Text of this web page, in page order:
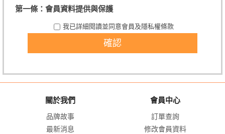
第一條：會員資料提供與保護
之個人資料。前述資料如有異動，會員應主動即時通知本公司客服
中心，本公司並得對會員之資格進行審查核駁。 本公司對於會員提
供之資料，得不定時進行審查。如有任何經本公司認為不實、錯誤
十歲者，應事先經其法定代理人同意及瞭解後，始得申請加入成為
本網站購物網站會員。申請程序完畢，即視為申請人已取得法定代
法律責任。 申請人（即會員）同意本公司可能會因會員使用本網站
各項服務而蒐集到會員之個人資料，該等資料將會在會員與本公司
間交易往來、消費者管理服務、行銷本公司或關係企業的產品服務
及經營本公司營業項目等目的下，於本網站提供服務之地區內處理
我已詳細閱讀並同意會員及隱私權條款
關於我們
品牌故事
最新消息
會員中心
訂單查詢
修改會員資料